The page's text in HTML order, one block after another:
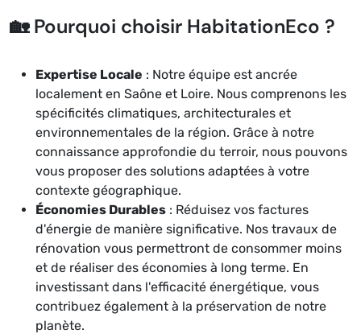
🏡 Pourquoi choisir HabitationEco ?
Expertise Locale : Notre équipe est ancrée
localement en Saône et Loire. Nous comprenons les
spécificités climatiques, architecturales et
environnementales de la région. Grâce à notre
connaissance approfondie du terroir, nous pouvons
vous proposer des solutions adaptées à votre
contexte géographique.
Économies Durables : Réduisez vos factures
d'énergie de manière significative. Nos travaux de
rénovation vous permettront de consommer moins
et de réaliser des économies à long terme. En
investissant dans l'efficacité énergétique, vous
contribuez également à la préservation de notre
planète.